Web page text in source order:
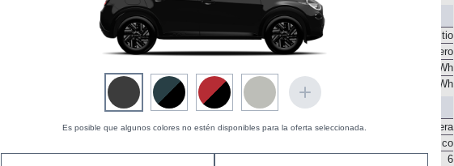
Es posible que algunos colores no estén disponibles para la oferta seleccionada.
Acumulador de iones de litio
Central delantero
0,89 kWh
0,43 kWh
Transmisión
Delantera
Automático
6